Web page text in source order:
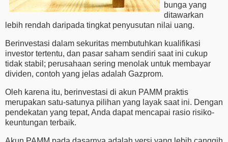
bunga yang
ditawarkan
lebih rendah daripada tingkat penyusutan nilai uang.
Berinvestasi dalam sekuritas membutuhkan kualifikasi
investor tertentu, dan pasar saham sendiri saat ini cukup
tidak stabil; perusahaan sering menolak untuk membayar
dividen, contoh yang jelas adalah Gazprom.
Oleh karena itu, berinvestasi di akun PAMM praktis
merupakan satu-satunya pilihan yang layak saat ini. Dengan
pendekatan yang tepat, Anda dapat mencapai rasio risiko-
keuntungan terbaik.